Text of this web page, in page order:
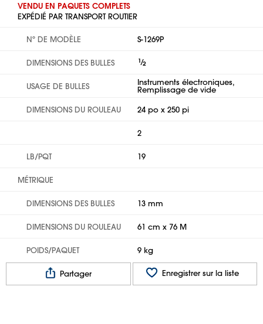
VENDU EN PAQUETS COMPLETS
EXPÉDIÉ PAR TRANSPORT ROUTIER
Nº DE MODÈLE S-1269P
DIMENSIONS DES BULLES 1⁄2
USAGE DE BULLES Instruments électroniques,
Remplissage de vide
DIMENSIONS DU ROULEAU
24 po x 250 pi
2
LB/PQT 19
MÉTRIQUE
DIMENSIONS DES BULLES 13 mm
DIMENSIONS DU ROULEAU 61 cm x 76 M
POIDS/PAQUET 9 kg
Partager Enregistrer sur la liste